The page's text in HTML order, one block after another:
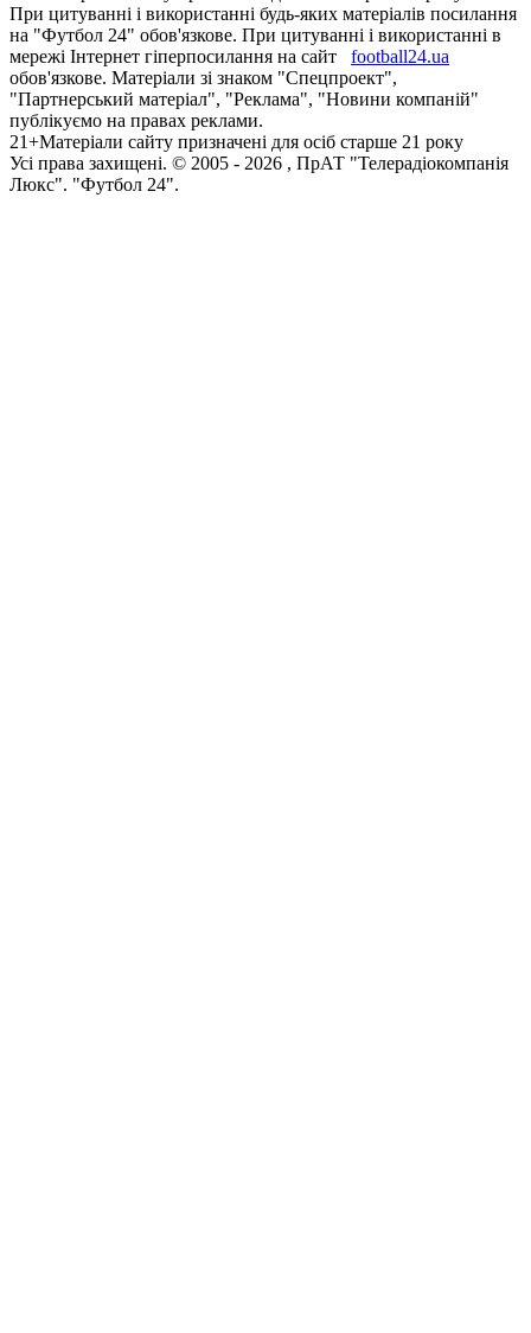
При цитуванні і використанні будь-яких матеріалів посилання
на "Футбол 24" обов'язкове. При цитуванні і використанні в
мережі Інтернет гіперпосилання на сайт
football24.ua
обов'язкове. Матеріали зі знаком "Спецпроект",
"Партнерський матеріал", "Реклама", "Новини компаній"
публікуємо на правах реклами.
21+Матеріали сайту призначені для осіб старше 21 року
Усi права захищенi. © 2005 - 2026 , ПрАТ "Телерадіокомпанія
Люкс". "Футбол 24".